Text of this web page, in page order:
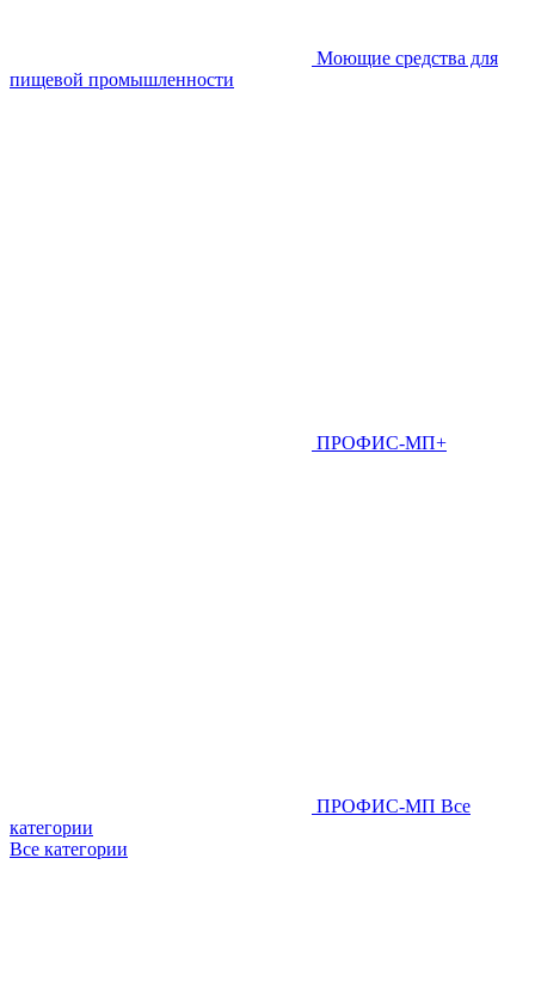
Моющие средства для
пищевой промышленности
ПРОФИС-МП+
ПРОФИС-МП Все
категории
Все категории